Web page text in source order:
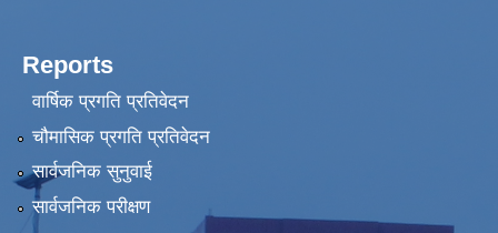
Reports
वार्षिक प्रगति प्रतिवेदन
चौमासिक प्रगति प्रतिवेदन
सार्वजनिक सुनुवाई
सार्वजनिक परीक्षण